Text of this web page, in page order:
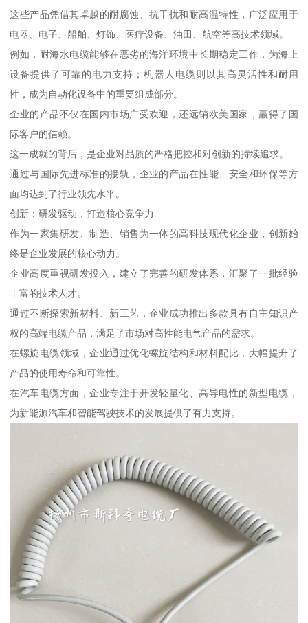
这些产品凭借其卓越的耐腐蚀、抗干扰和耐高温特性，广泛应用于
电器、电子、船舶、灯饰、医疗设备、油田、航空等高技术领域。
例如，耐海水电缆能够在恶劣的海洋环境中长期稳定工作，为海上
设备提供了可靠的电力支持；机器人电缆则以其高灵活性和耐用
性，成为自动化设备中的重要组成部分。
企业的产品不仅在国内市场广受欢迎，还远销欧美国家，赢得了国
际客户的信赖。
这一成就的背后，是企业对品质的严格把控和对创新的持续追求。
通过与国际先进标准的接轨，企业的产品在性能、安全和环保等方
面均达到了行业领先水平。
创新：研发驱动，打造核心竞争力
作为一家集研发、制造、销售为一体的高科技现代化企业，创新始
终是企业发展的核心动力。
企业高度重视研发投入，建立了完善的研发体系，汇聚了一批经验
丰富的技术人才。
通过不断探索新材料、新工艺，企业成功推出多款具有自主知识产
权的高端电缆产品，满足了市场对高性能电气产品的需求。
在螺旋电缆领域，企业通过优化螺旋结构和材料配比，大幅提升了
产品的使用寿命和可靠性。
在汽车电缆方面，企业专注于开发轻量化、高导电性的新型电缆，
为新能源汽车和智能驾驶技术的发展提供了有力支持。